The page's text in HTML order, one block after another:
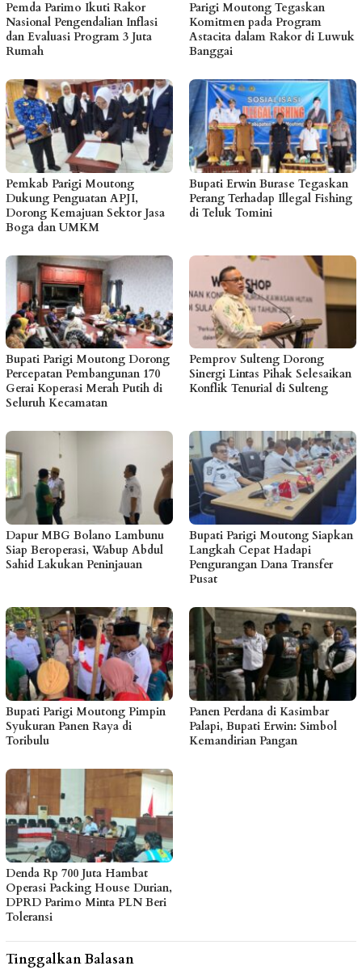
Pemda Parimo Ikuti Rakor
Nasional Pengendalian Inflasi
dan Evaluasi Program 3 Juta
Rumah
Parigi Moutong Tegaskan
Komitmen pada Program
Astacita dalam Rakor di Luwuk
Banggai
Pemkab Parigi Moutong
Dukung Penguatan APJI,
Dorong Kemajuan Sektor Jasa
Boga dan UMKM
Bupati Erwin Burase Tegaskan
Perang Terhadap Illegal Fishing
di Teluk Tomini
Bupati Parigi Moutong Dorong
Percepatan Pembangunan 170
Gerai Koperasi Merah Putih di
Seluruh Kecamatan
Pemprov Sulteng Dorong
Sinergi Lintas Pihak Selesaikan
Konflik Tenurial di Sulteng
Dapur MBG Bolano Lambunu
Siap Beroperasi, Wabup Abdul
Sahid Lakukan Peninjauan
Bupati Parigi Moutong Siapkan
Langkah Cepat Hadapi
Pengurangan Dana Transfer
Pusat
Bupati Parigi Moutong Pimpin
Syukuran Panen Raya di
Toribulu
Panen Perdana di Kasimbar
Palapi, Bupati Erwin: Simbol
Kemandirian Pangan
Denda Rp 700 Juta Hambat
Operasi Packing House Durian,
DPRD Parimo Minta PLN Beri
Toleransi
Tinggalkan Balasan